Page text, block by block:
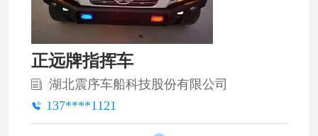
正远牌指挥车
湖北震序车船科技股份有限公司
137****1121